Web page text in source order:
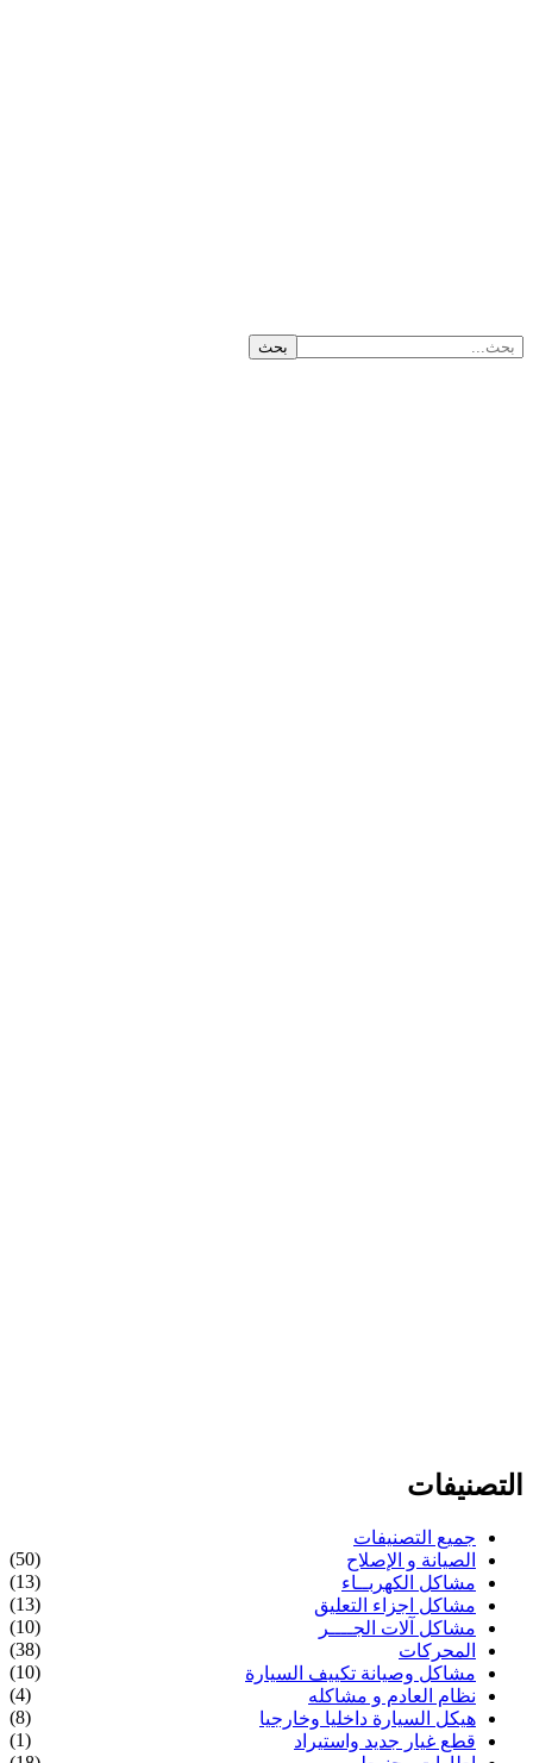
التصنيفات
جميع التصنيفات
الصيانة و الإصلاح
(50)
مشاكل الكهربــاء
(13)
مشاكل اجزاء التعليق
(13)
مشاكل آلات الجــــر
(10)
المحركات
(38)
مشاكل وصيانة تكييف السيارة
(10)
نظام العادم و مشاكله
(4)
هيكل السيارة داخليا وخارجيا
(8)
قطع غيار جديد واستيراد
(1)